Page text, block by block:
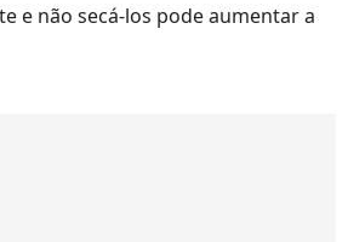
e não secá-los pode aumentar a